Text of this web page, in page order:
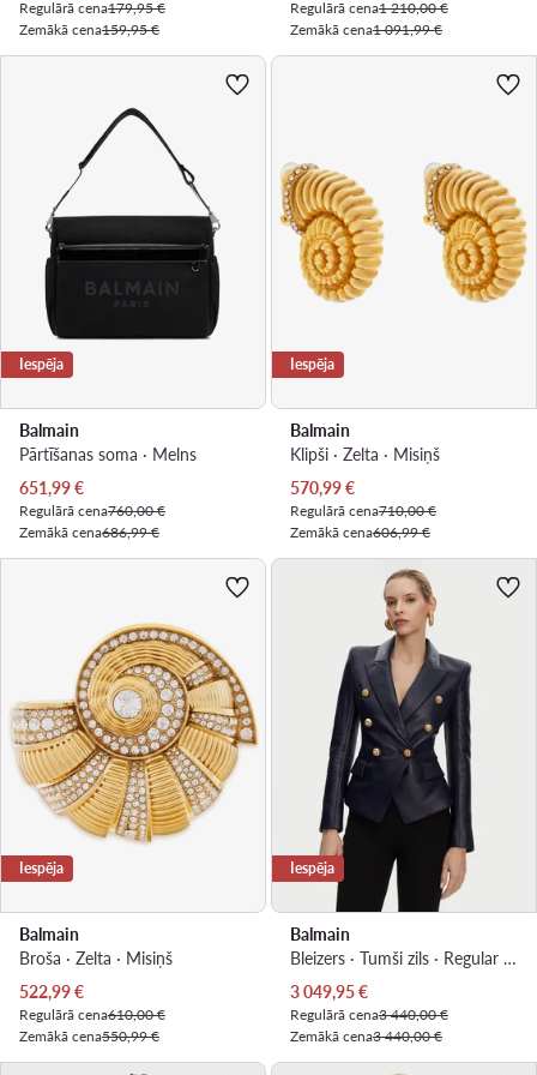
Regulārā cena179,95 €
Zemākā cena159,95 €
Regulārā cena1 210,00 €
Zemākā cena1 091,99 €
Iespēja
Balmain
Pārtīšanas soma · Melns
Pašreizējā cena
651,99€
Regulārā cena760,00 €
Zemākā cena686,99 €
Iespēja
Balmain
Klipši · Zelta · Misiņš
Pašreizējā cena
570,99€
Regulārā cena710,00 €
Zemākā cena606,99 €
Iespēja
Balmain
Broša · Zelta · Misiņš
Pašreizējā cena
522,99€
Regulārā cena610,00 €
Zemākā cena550,99 €
Iespēja
Balmain
Bleizers · Tumši zils · Regular Fit
Pašreizējā cena
3 049,95€
Regulārā cena3 440,00 €
Zemākā cena3 440,00 €